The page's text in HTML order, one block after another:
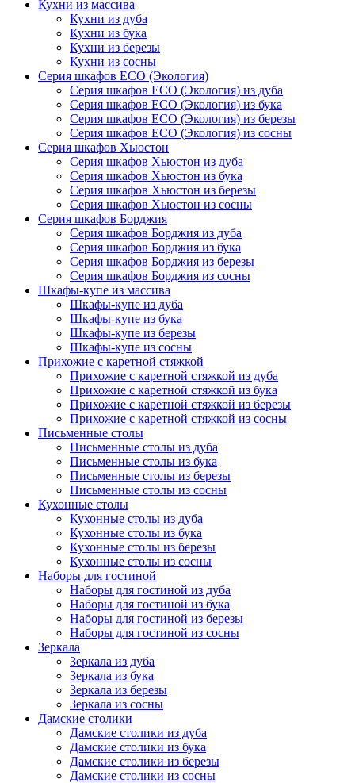
Кухни из массива
Кухни из дуба
Кухни из бука
Кухни из березы
Кухни из сосны
Серия шкафов ECO (Экология)
Серия шкафов ECO (Экология) из дуба
Серия шкафов ECO (Экология) из бука
Серия шкафов ECO (Экология) из березы
Серия шкафов ECO (Экология) из сосны
Серия шкафов Хьюстон
Серия шкафов Хьюстон из дуба
Серия шкафов Хьюстон из бука
Серия шкафов Хьюстон из березы
Серия шкафов Хьюстон из сосны
Серия шкафов Борджия
Серия шкафов Борджия из дуба
Серия шкафов Борджия из бука
Серия шкафов Борджия из березы
Серия шкафов Борджия из сосны
Шкафы-купе из массива
Шкафы-купе из дуба
Шкафы-купе из бука
Шкафы-купе из березы
Шкафы-купе из сосны
Прихожие с каретной стяжкой
Прихожие с каретной стяжкой из дуба
Прихожие с каретной стяжкой из бука
Прихожие с каретной стяжкой из березы
Прихожие с каретной стяжкой из сосны
Письменные столы
Письменные столы из дуба
Письменные столы из бука
Письменные столы из березы
Письменные столы из сосны
Кухонные столы
Кухонные столы из дуба
Кухонные столы из бука
Кухонные столы из березы
Кухонные столы из сосны
Наборы для гостиной
Наборы для гостиной из дуба
Наборы для гостиной из бука
Наборы для гостиной из березы
Наборы для гостиной из сосны
Зеркала
Зеркала из дуба
Зеркала из бука
Зеркала из березы
Зеркала из сосны
Дамские столики
Дамские столики из дуба
Дамские столики из бука
Дамские столики из березы
Дамские столики из сосны